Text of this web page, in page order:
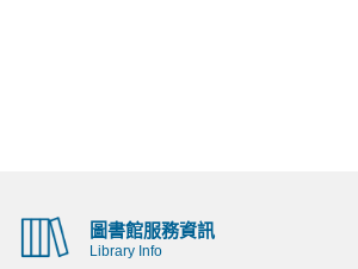
圖書館服務資訊
Library Info